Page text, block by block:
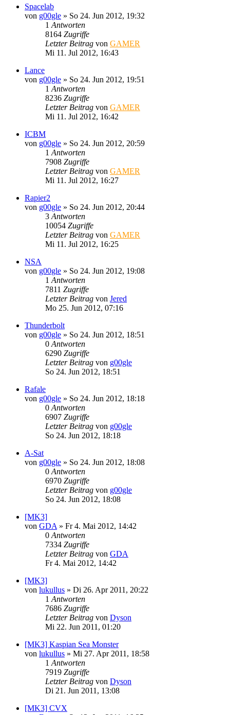
Spacelab
von g00gle » So 24. Jun 2012, 19:32
1 Antworten
8164 Zugriffe
Letzter Beitrag von GAMER
Mi 11. Jul 2012, 16:43
Lance
von g00gle » So 24. Jun 2012, 19:51
1 Antworten
8236 Zugriffe
Letzter Beitrag von GAMER
Mi 11. Jul 2012, 16:42
ICBM
von g00gle » So 24. Jun 2012, 20:59
1 Antworten
7908 Zugriffe
Letzter Beitrag von GAMER
Mi 11. Jul 2012, 16:27
Rapier2
von g00gle » So 24. Jun 2012, 20:44
3 Antworten
10054 Zugriffe
Letzter Beitrag von GAMER
Mi 11. Jul 2012, 16:25
NSA
von g00gle » So 24. Jun 2012, 19:08
1 Antworten
7811 Zugriffe
Letzter Beitrag von Jered
Mo 25. Jun 2012, 07:16
Thunderbolt
von g00gle » So 24. Jun 2012, 18:51
0 Antworten
6290 Zugriffe
Letzter Beitrag von g00gle
So 24. Jun 2012, 18:51
Rafale
von g00gle » So 24. Jun 2012, 18:18
0 Antworten
6907 Zugriffe
Letzter Beitrag von g00gle
So 24. Jun 2012, 18:18
A-Sat
von g00gle » So 24. Jun 2012, 18:08
0 Antworten
6970 Zugriffe
Letzter Beitrag von g00gle
So 24. Jun 2012, 18:08
[MK3]
von GDA » Fr 4. Mai 2012, 14:42
0 Antworten
7334 Zugriffe
Letzter Beitrag von GDA
Fr 4. Mai 2012, 14:42
[MK3]
von lukullus » Di 26. Apr 2011, 20:22
1 Antworten
7686 Zugriffe
Letzter Beitrag von Dyson
Mi 22. Jun 2011, 01:20
[MK3] Kaspian Sea Monster
von lukullus » Mi 27. Apr 2011, 18:58
1 Antworten
7919 Zugriffe
Letzter Beitrag von Dyson
Di 21. Jun 2011, 13:08
[MK3] CVX